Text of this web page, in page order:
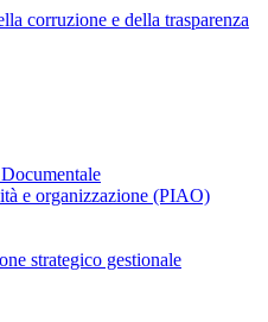
corruzione e della trasparenza
e organizzazione (PIAO)
strategico gestionale